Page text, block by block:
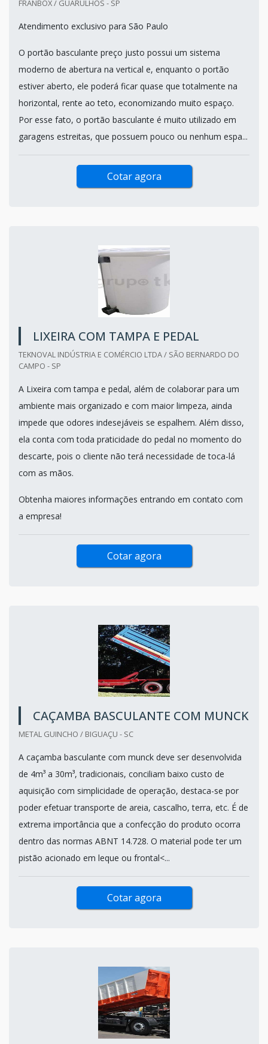
FRANBOX / GUARULHOS - SP
Atendimento exclusivo para São Paulo
O portão basculante preço justo possui um sistema
moderno de abertura na vertical e, enquanto o portão
estiver aberto, ele poderá ficar quase que totalmente na
horizontal, rente ao teto, economizando muito espaço.
Por esse fato, o portão basculante é muito utilizado em
garagens estreitas, que possuem pouco ou nenhum espa...
Cotar agora
LIXEIRA COM TAMPA E PEDAL
TEKNOVAL INDÚSTRIA E COMÉRCIO LTDA / SÃO BERNARDO DO
CAMPO - SP
A Lixeira com tampa e pedal, além de colaborar para um
ambiente mais organizado e com maior limpeza, ainda
impede que odores indesejáveis se espalhem. Além disso,
ela conta com toda praticidade do pedal no momento do
descarte, pois o cliente não terá necessidade de toca-lá
com as mãos.
Obtenha maiores informações entrando em contato com
a empresa!
Cotar agora
CAÇAMBA BASCULANTE COM MUNCK
METAL GUINCHO / BIGUAÇU - SC
A caçamba basculante com munck deve ser desenvolvida
de 4m³ a 30m³, tradicionais, conciliam baixo custo de
aquisição com simplicidade de operação, destaca-se por
poder efetuar transporte de areia, cascalho, terra, etc. É de
extrema importância que a confecção do produto ocorra
dentro das normas ABNT 14.728. O material pode ter um
pistão acionado em leque ou frontal<...
Cotar agora